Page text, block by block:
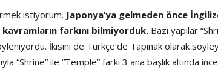
istiyorum. Japonya’ya gelmeden önce
farkını bilmiyorduk. Bazı yapılar
İkisini de Türkçe’de Tapınak olarak
“Shrine” ile “Temple” farkı 3 ana başlık altında